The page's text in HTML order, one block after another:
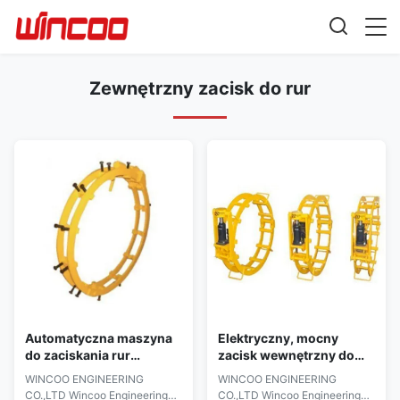
Zewnętrzny zacisk do rur
Automatyczna maszyna
do zaciskania rur
wewnętrznych o masie
200 kg
WINCOO ENGINEERING
CO.,LTD Wincoo Engineering
Elektryczny, mocny
zacisk wewnętrzny do
rur dla nitownicy w
zakładzie produkcyjnym
WINCOO ENGINEERING
CO.,LTD Wincoo Engineering